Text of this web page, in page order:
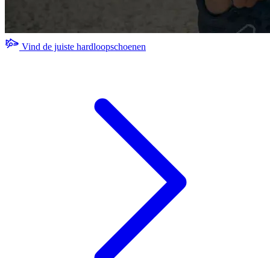
Vind de juiste hardloopschoenen